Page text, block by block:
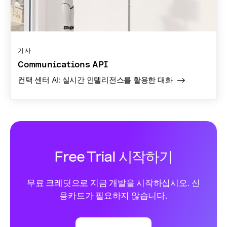
기사
Communications API
컨택 센터 AI: 실시간 인텔리전스를 활용한 대화
Free Trial 시작하기
무료 크레딧으로 지금 개발을 시작하십시오. 신
용카드가 필요하지 않습니다.